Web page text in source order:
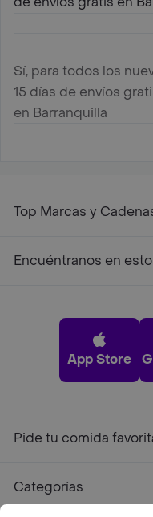
Sí, para todos los
15 días de envíos
en Barranquilla
Top Marcas y
Encuéntranos en
App Store
Pide tu comida
Categorías